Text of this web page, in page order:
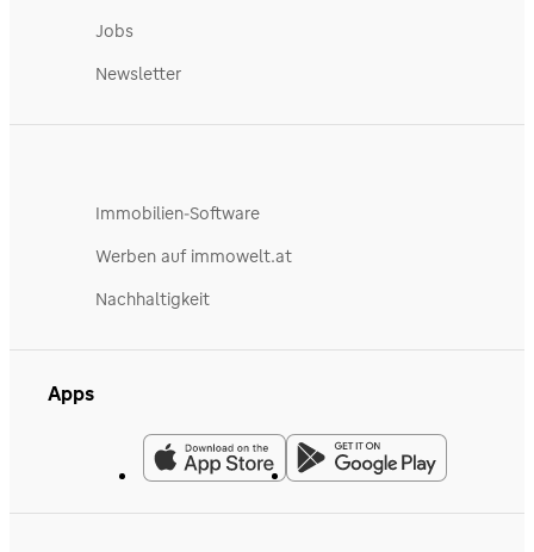
Jobs
Newsletter
Immobilien-Software
Werben auf immowelt.at
Nachhaltigkeit
Apps